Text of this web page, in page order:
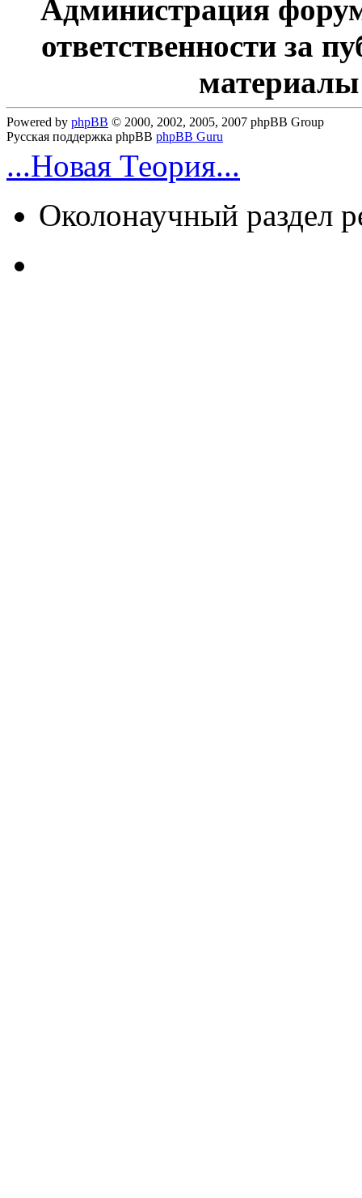
Администрация
ответственности за
Powered by phpBB © 2000, 2002, 2005, 2007 phpBB Group
Русская поддержка phpBB phpBB Guru
...Новая Теория...
Околонаучный раздел